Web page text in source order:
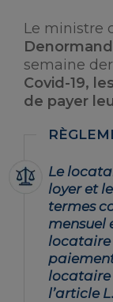
Le ministre
semaine
Covid-19,
de payer
Le
loyer et
termes
mensuel
locataire
locataire
l’article